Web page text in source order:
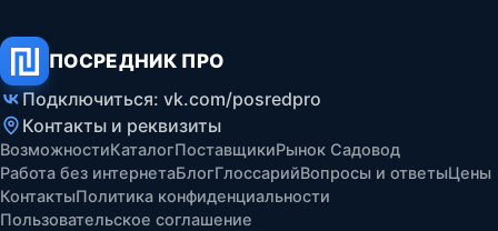
ПОСРЕДНИК ПРО
Подключиться: vk.com/posredpro
Контакты и реквизиты
ВозможностиКаталогПоставщикиРынок Садовод
Работа без интернетаБлогГлоссарийВопросы и ответыЦены
КонтактыПолитика конфиденциальности
Пользовательское соглашение